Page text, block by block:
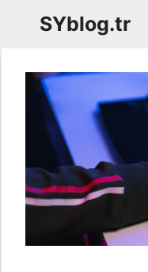
SYblog.tr